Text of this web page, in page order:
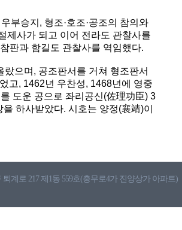
부승지, 형조·호조·공조의 참의와
제사가 되고 이어 전라도 관찰사를
판과 함길도 관찰사를 역임했다.
으며, 공조판서를 거쳐 형조판서
고, 1462년 우찬성, 1468년에 영중
도운 공으로 좌리공신(佐理功臣) 3
하사받았다. 시호는 양정(襄靖)이
퇴계로 217 제1동 559호(충무로4가 진양상가 아파트)